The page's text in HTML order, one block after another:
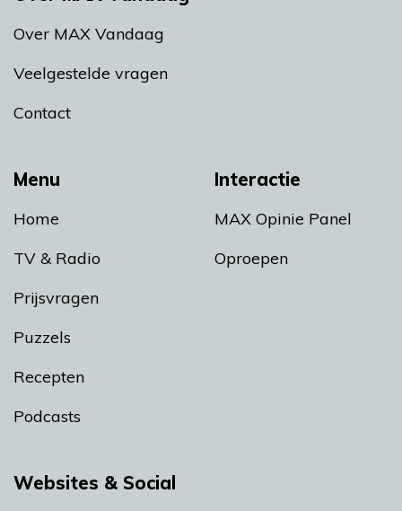
Menu
Home
TV & Radio
Prijsvragen
Puzzels
Recepten
Podcasts
Interactie
MAX Opinie Panel
Oproepen
Over MAX Vandaag
Veelgestelde vragen
Contact
Websites & Social